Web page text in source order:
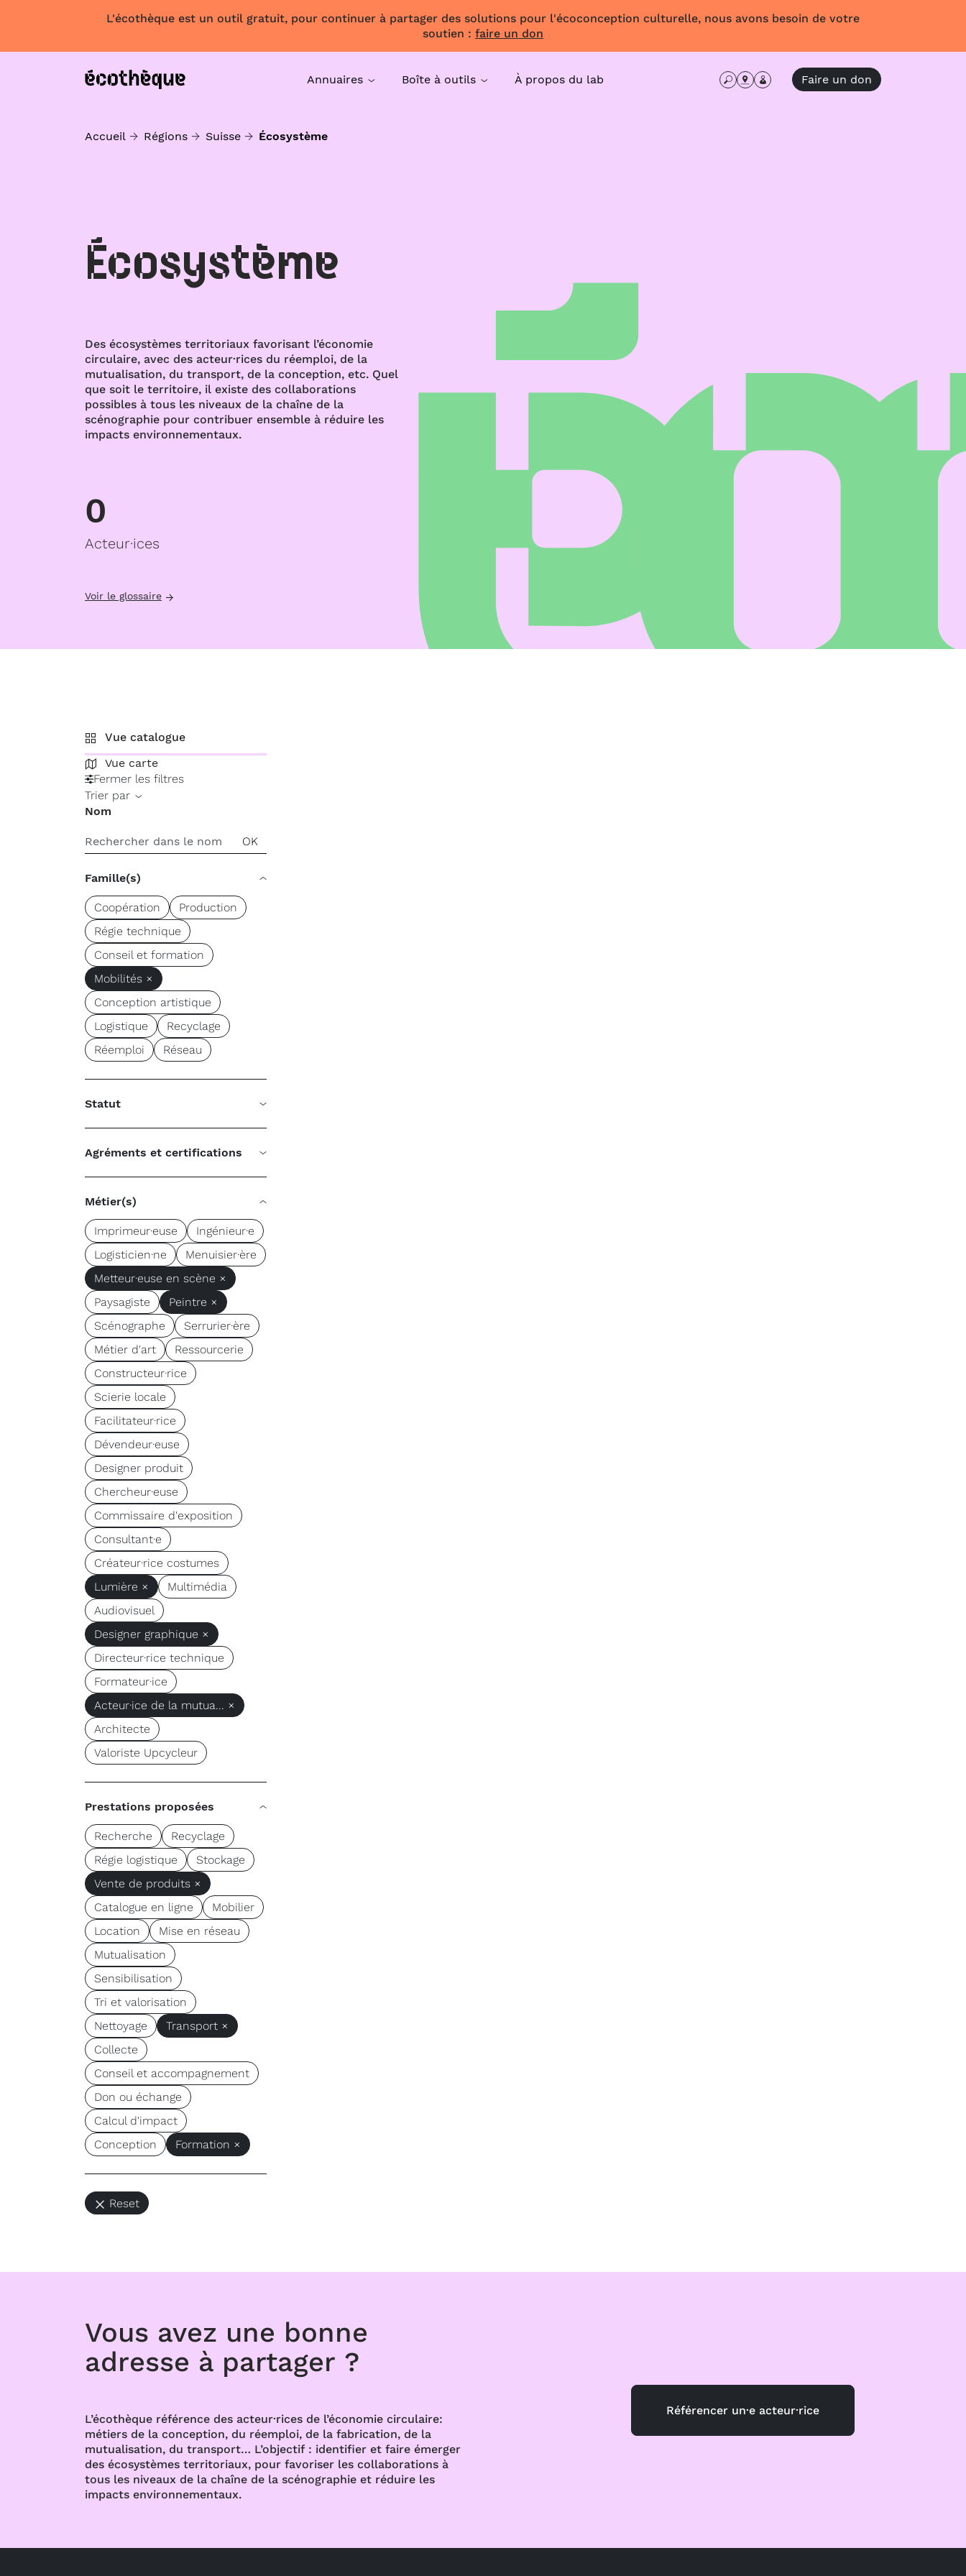
L'écothèque est un outil gratuit, pour continuer à partager des solutions pour l'écoconception culturelle, nous avons besoin de votre
soutien : faire un don
Annuaires Boîte à outils À propos du lab Faire un don
Accueil Régions Suisse Écosystème
Écosystème
Des écosystèmes territoriaux favorisant l’économie
circulaire, avec des acteur·rices du réemploi, de la
mutualisation, du transport, de la conception, etc. Quel
que soit le territoire, il existe des collaborations
possibles à tous les niveaux de la chaîne de la
scénographie pour contribuer ensemble à réduire les
impacts environnementaux.
0
Acteur·ices
Voir le glossaire
Vue catalogue
Vue carte
Fermer les filtres
Trier par
Nom
Famille(s)
Coopération
Production
Régie technique
Conseil et formation
Mobilités ×
Conception artistique
Logistique
Recyclage
Réemploi
Réseau
Statut
Agréments et certifications
Métier(s)
Imprimeur·euse
Ingénieur·e
Logisticien·ne
Menuisier·ère
Metteur·euse en scène ×
Paysagiste
Peintre ×
Scénographe
Serrurier·ère
Métier d'art
Ressourcerie
Constructeur·rice
Scierie locale
Facilitateur·rice
Dévendeur·euse
Designer produit
Chercheur·euse
Commissaire d'exposition
Consultant·e
Créateur·rice costumes
Lumière ×
Multimédia
Audiovisuel
Designer graphique ×
Directeur·rice technique
Formateur·ice
Acteur·ice de la mutua... ×
Architecte
Valoriste Upcycleur
Prestations proposées
Recherche
Recyclage
Régie logistique
Stockage
Vente de produits ×
Catalogue en ligne
Mobilier
Location
Mise en réseau
Mutualisation
Sensibilisation
Tri et valorisation
Nettoyage
Transport ×
Collecte
Conseil et accompagnement
Don ou échange
Calcul d'impact
Conception
Formation ×
Reset
Vous avez une bonne
adresse à partager ?
L’écothèque référence des acteur·rices de l’économie circulaire:
métiers de la conception, du réemploi, de la fabrication, de la
mutualisation, du transport… L’objectif : identifier et faire émerger
des écosystèmes territoriaux, pour favoriser les collaborations à
tous les niveaux de la chaîne de la scénographie et réduire les
impacts environnementaux.
Référencer un·e acteur·rice